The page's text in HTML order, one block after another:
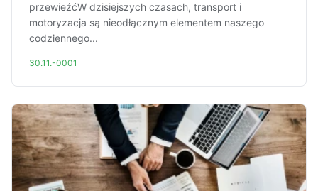
przewieźćW dzisiejszych czasach, transport i
motoryzacja są nieodłącznym elementem naszego
codziennego...
30.11.-0001